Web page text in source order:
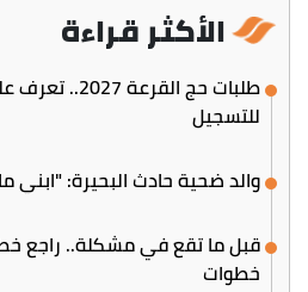
الأكثر قراءة
طلبات حج
للتسجيل
والد ضحية حادث البحيرة:
خطوات